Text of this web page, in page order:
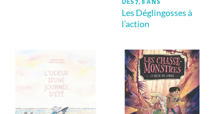
DÈS 7, 8 ANS
Les Déglingosses à
l’action